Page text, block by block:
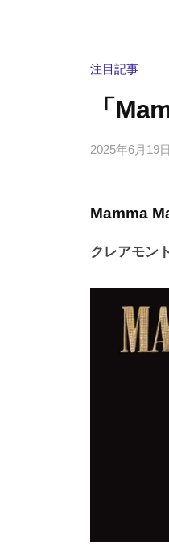
注目記事
「
2025年6月19日
Mamma
クレアモン